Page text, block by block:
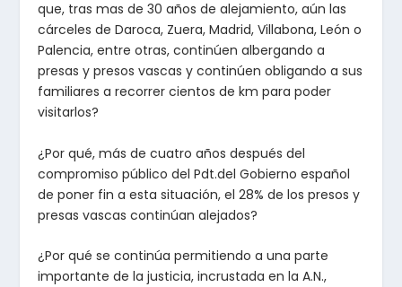
que, tras mas de 30 años de alejamiento, aún las
cárceles de Daroca, Zuera, Madrid, Villabona, León o
Palencia, entre otras, continúen albergando a
presas y presos vascas y continúen obligando a sus
familiares a recorrer cientos de km para poder
visitarlos?
¿Por qué, más de cuatro años después del
compromiso público del Pdt.del Gobierno español
de poner fin a esta situación, el 28% de los presos y
presas vascas continúan alejados?
¿Por qué se continúa permitiendo a una parte
importante de la justicia, incrustada en la A.N.,